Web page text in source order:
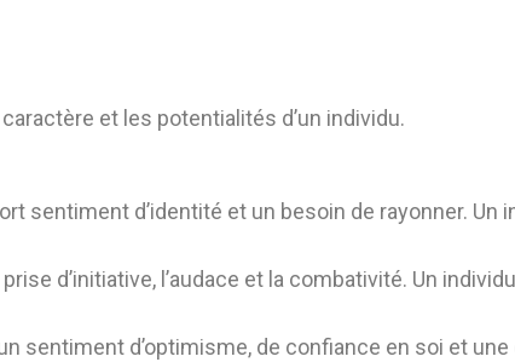
et les potentialités d’un individu.
sentiment d’identité et un besoin de rayonner. Un
d’initiative, l’audace et la combativité. Un
sentiment d’optimisme, de confiance en soi et